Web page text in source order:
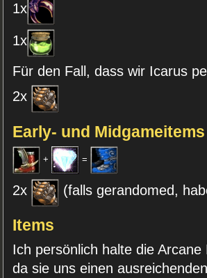
1x
1x
Für den Fall, dass wir Icarus
2x
Early- und Midgameitems
+ =
2x (falls gerandomed,
Items
Ich persönlich halte die
da sie uns einen